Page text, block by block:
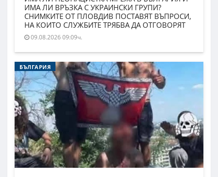
ИМА ЛИ ВРЪЗКА С УКРАИНСКИ ГРУПИ?
СНИМКИТЕ ОТ ПЛОВДИВ ПОСТАВЯТ ВЪПРОСИ,
НА КОИТО СЛУЖБИТЕ ТРЯБВА ДА ОТГОВОРЯТ
09.08.2026 09:09ч.
БЪЛГАРИЯ